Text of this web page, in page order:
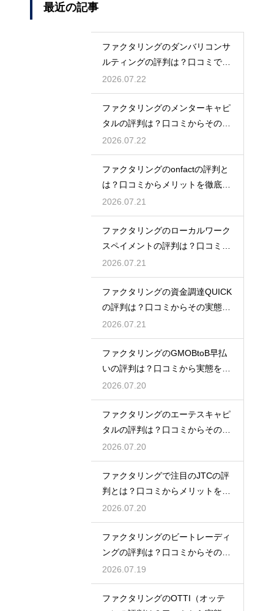
最近の記事
ファクタリングのダンバリコンサ
ルティングの評判は？口コミで実
態を解説
2026.07.22
ファクタリングのメンターキャピ
タルの評判は？口コミからその実
態を徹底解説
2026.07.22
ファクタリングのonfactの評判と
は？口コミからメリットを徹底解
説
2026.07.21
ファクタリングのローカルワーク
スペイメントの評判は？口コミで
実態を解説
2026.07.21
ファクタリングの資金調達QUICK
の評判は？口コミからその実態を
徹底解説
2026.07.21
ファクタリングのGMOBtoB早払
いの評判は？口コミから実態を徹
底解説
2026.07.20
ファクタリングのエーテスキャピ
タルの評判は？口コミからその実
態を徹底解説
2026.07.20
ファクタリングで注目のJTCの評
判とは？口コミからメリットを徹
底解説
2026.07.20
ファクタリングのビートレーディ
ングの評判は？口コミからその実
態を徹底解説
2026.07.19
ファクタリングのOTTI（オッテ